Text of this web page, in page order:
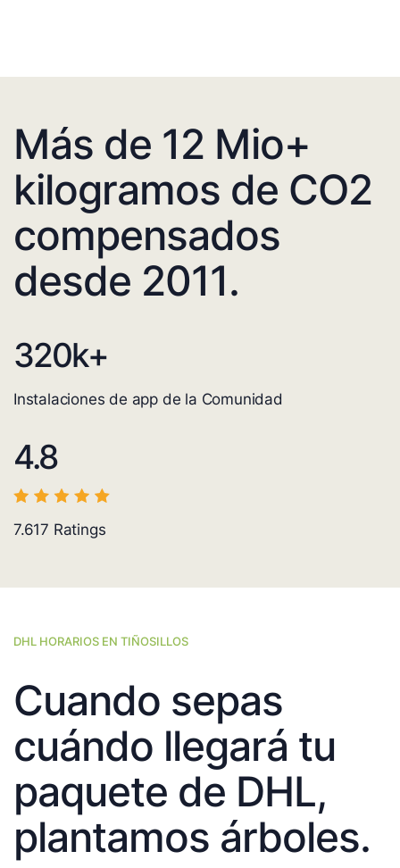
Más de 12 Mio+
kilogramos de CO2
compensados
desde 2011.
320k+
Instalaciones de app de la Comunidad
4.8
7.617 Ratings
DHL HORARIOS EN TIÑOSILLOS
Cuando sepas
cuándo llegará tu
paquete de DHL,
plantamos árboles.